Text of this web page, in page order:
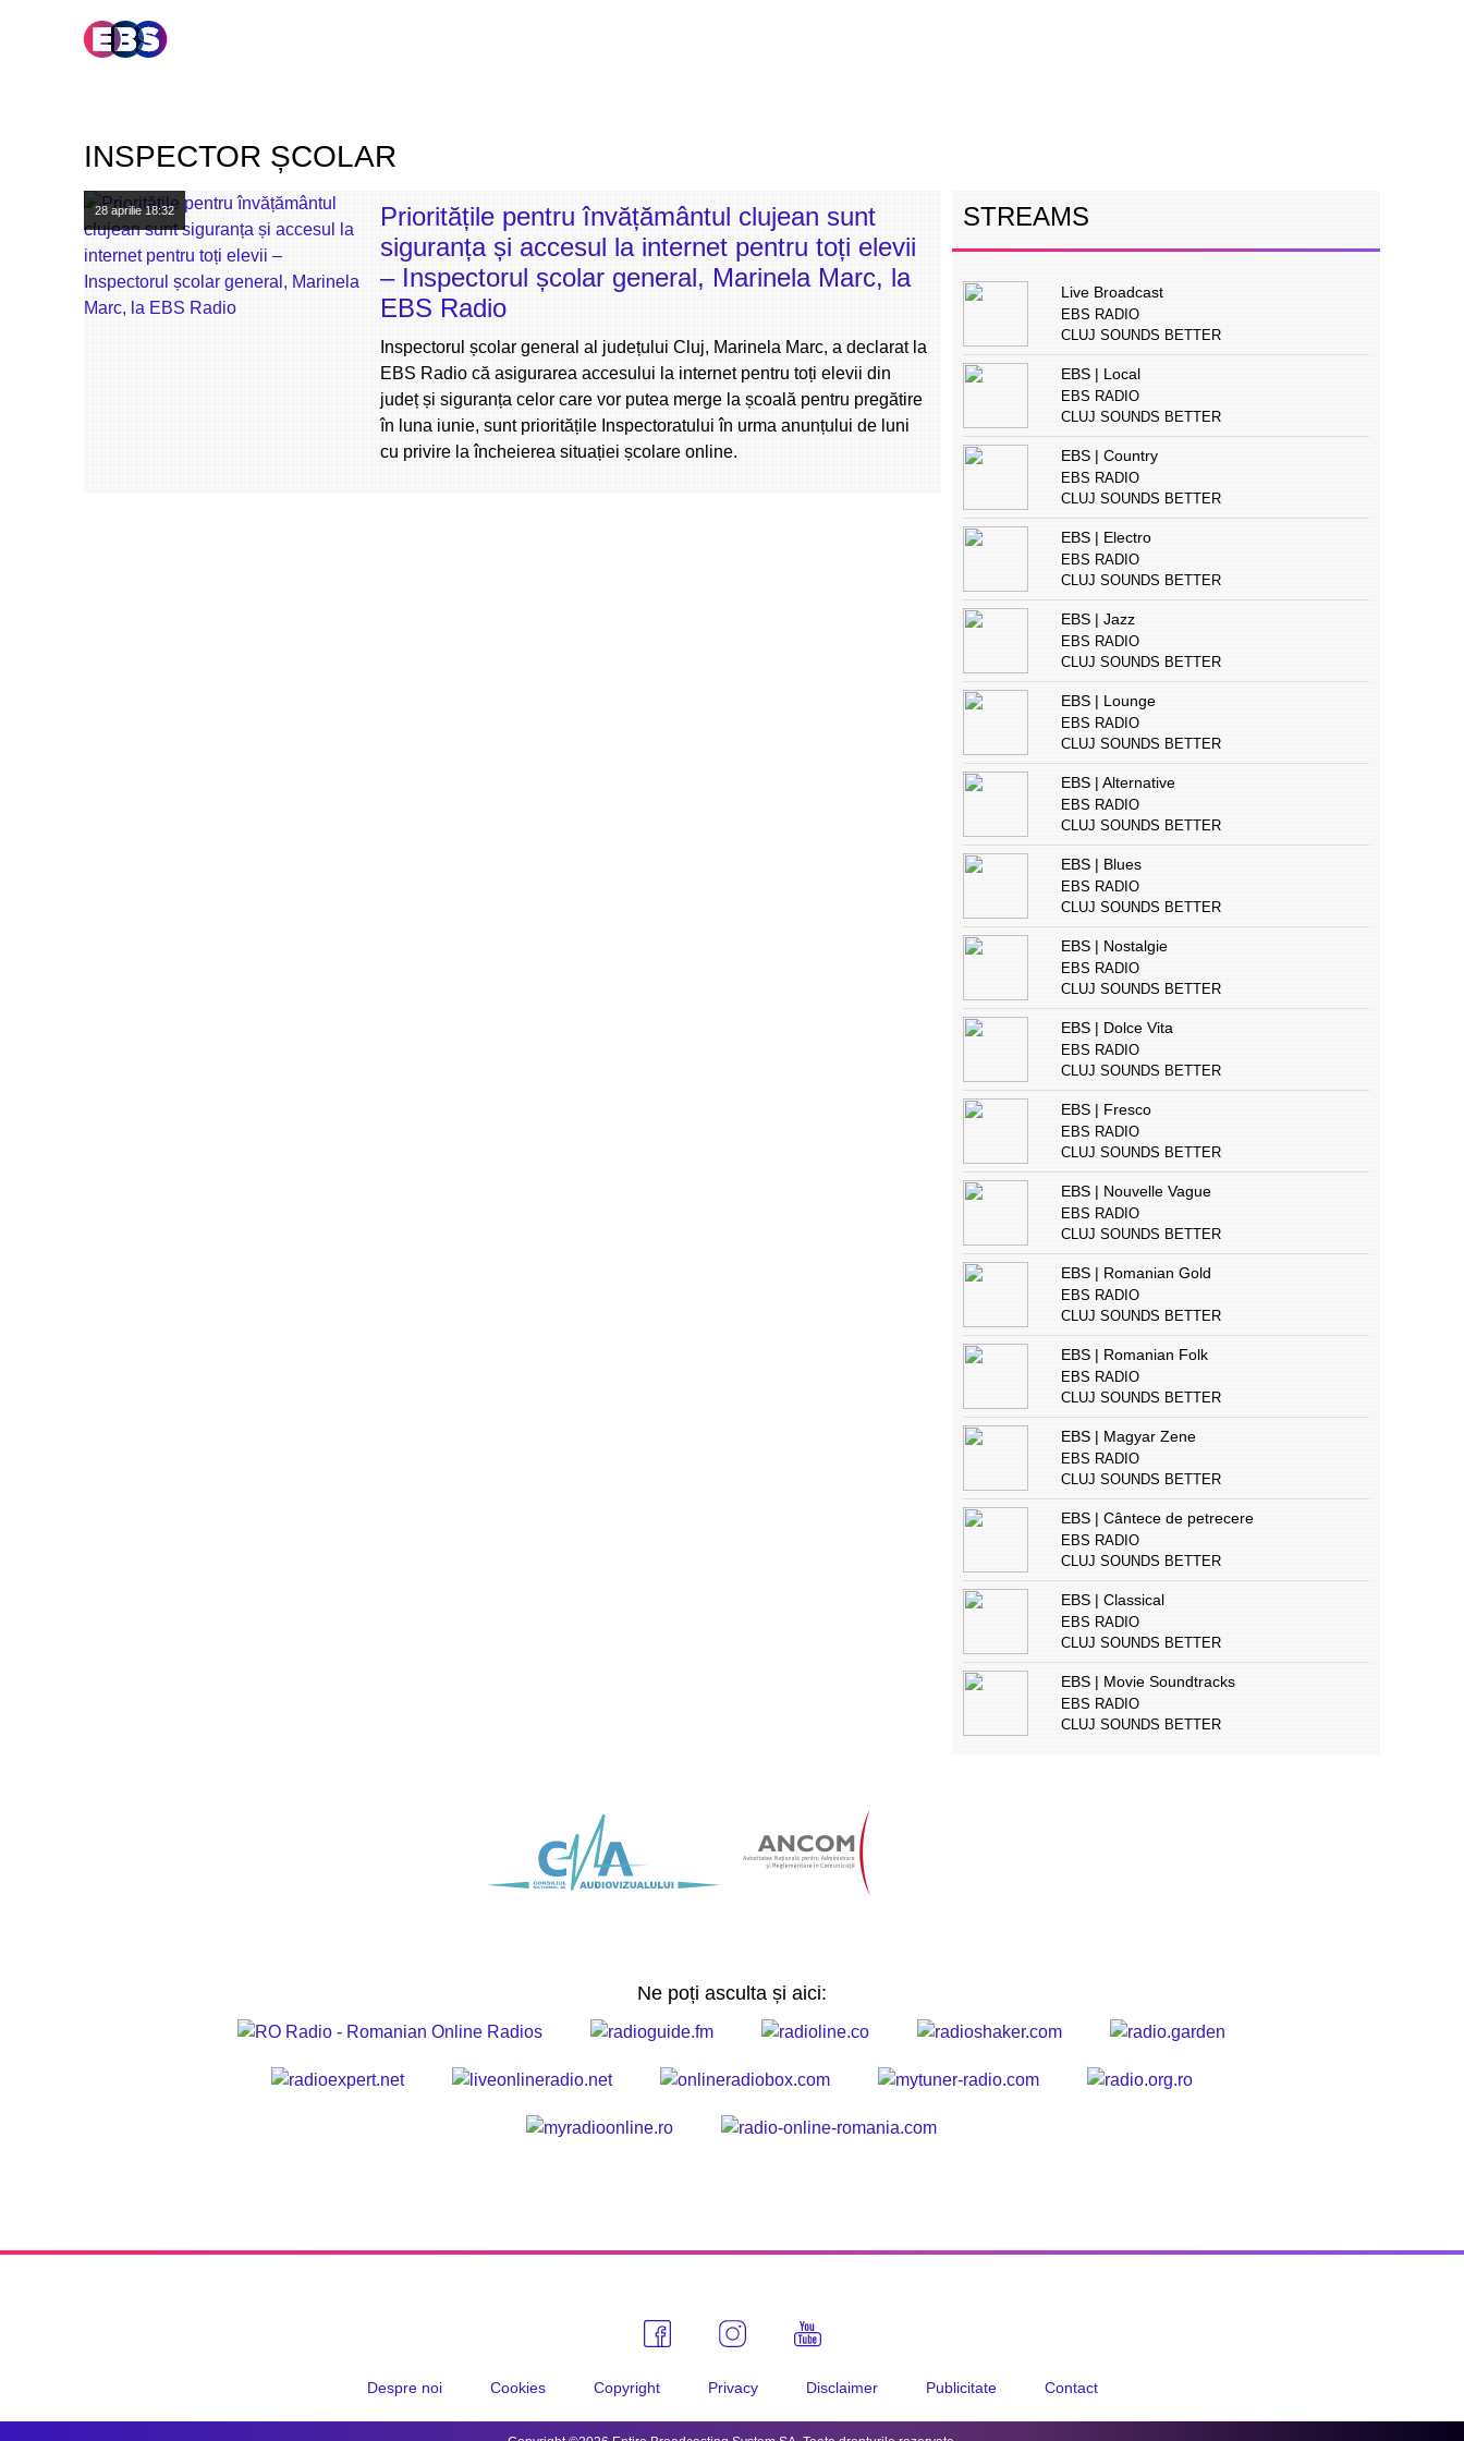
INSPECTOR ȘCOLAR
28 aprilie18:32
Prioritățile pentru învățământul clujean sunt
siguranța și accesul la internet pentru toți elevii
– Inspectorul școlar general, Marinela Marc, la
EBS Radio
Inspectorul școlar general al județului Cluj, Marinela Marc, a declarat la
EBS Radio că asigurarea accesului la internet pentru toți elevii din
județ și siguranța celor care vor putea merge la școală pentru pregătire
în luna iunie, sunt prioritățile Inspectoratului în urma anunțului de luni
cu privire la încheierea situației școlare online.
STREAMS
Live Broadcast
EBS RADIO
CLUJ SOUNDS BETTER
EBS | Local
EBS RADIO
CLUJ SOUNDS BETTER
EBS | Country
EBS RADIO
CLUJ SOUNDS BETTER
EBS | Electro
EBS RADIO
CLUJ SOUNDS BETTER
EBS | Jazz
EBS RADIO
CLUJ SOUNDS BETTER
EBS | Lounge
EBS RADIO
CLUJ SOUNDS BETTER
EBS | Alternative
EBS RADIO
CLUJ SOUNDS BETTER
EBS | Blues
EBS RADIO
CLUJ SOUNDS BETTER
EBS | Nostalgie
EBS RADIO
CLUJ SOUNDS BETTER
EBS | Dolce Vita
EBS RADIO
CLUJ SOUNDS BETTER
EBS | Fresco
EBS RADIO
CLUJ SOUNDS BETTER
EBS | Nouvelle Vague
EBS RADIO
CLUJ SOUNDS BETTER
EBS | Romanian Gold
EBS RADIO
CLUJ SOUNDS BETTER
EBS | Romanian Folk
EBS RADIO
CLUJ SOUNDS BETTER
EBS | Magyar Zene
EBS RADIO
CLUJ SOUNDS BETTER
EBS | Cântece de petrecere
EBS RADIO
CLUJ SOUNDS BETTER
EBS | Classical
EBS RADIO
CLUJ SOUNDS BETTER
EBS | Movie Soundtracks
EBS RADIO
CLUJ SOUNDS BETTER
Ne poți asculta și aici:
Despre noi Cookies Copyright Privacy Disclaimer Publicitate Contact